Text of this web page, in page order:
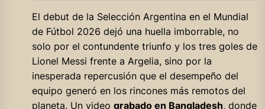
El debut de la Selección Argentina en el Mundial
de Fútbol 2026 dejó una huella imborrable, no
solo por el contundente triunfo y los tres goles de
Lionel Messi frente a Argelia, sino por la
inesperada repercusión que el desempeño del
equipo generó en los rincones más remotos del
planeta. Un video grabado en Bangladesh, donde